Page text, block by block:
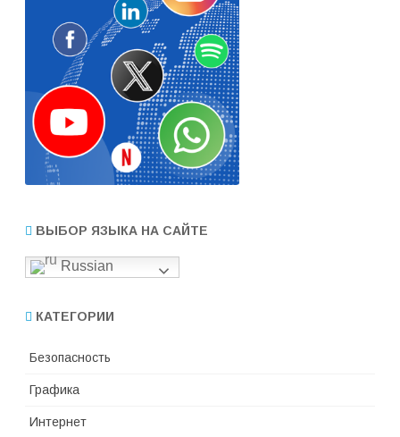
ВЫБОР ЯЗЫКА НА САЙТЕ
Russian
КАТЕГОРИИ
Безопасность
Графика
Интернет